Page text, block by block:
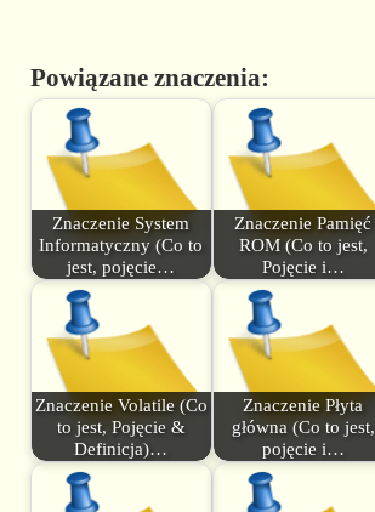
Powiązane znaczenia:
Znaczenie System
Informatyczny (Co to
jest, pojęcie…
Znaczenie Pamięć
ROM (Co to jest,
Pojęcie i…
Znaczenie Volatile (Co
to jest, Pojęcie &
Definicja)…
Znaczenie Płyta
główna (Co to jest,
pojęcie i…